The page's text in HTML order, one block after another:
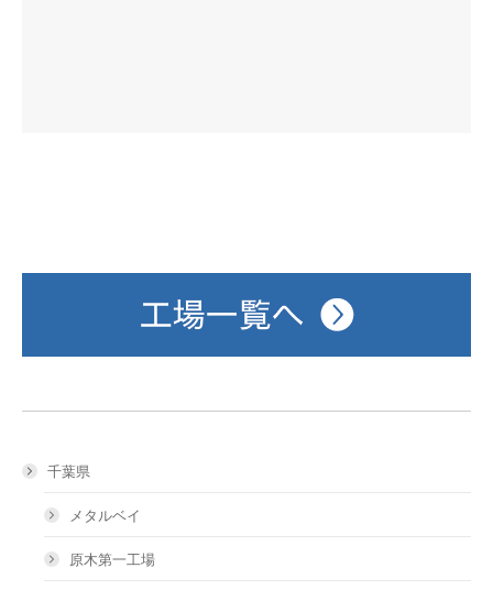
千葉県
メタルベイ
原木第一工場